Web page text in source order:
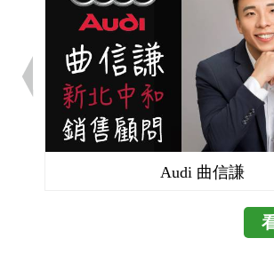
Audi 曲信謙